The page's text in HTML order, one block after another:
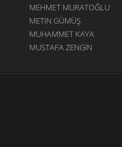
MEHMET MURATOĞLU
METIN GÜMÜŞ
MUHAMMET KAYA
MUSTAFA ZENGIN